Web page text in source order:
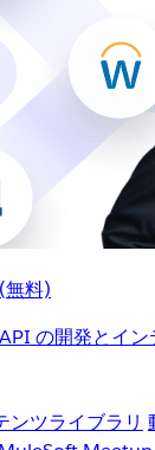
料)
の開発とイン
ンツライブラリ